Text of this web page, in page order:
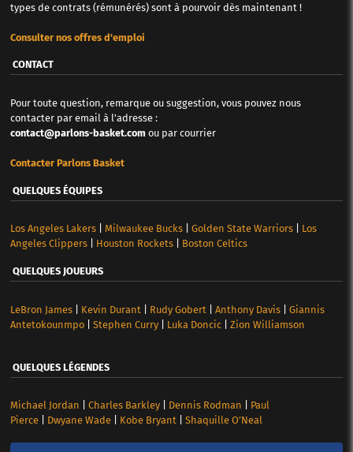
types de contrats (rémunérés) sont à pourvoir dès maintenant !
Consulter nos offres d'emploi
CONTACT
Pour toute question, remarque ou suggestion, vous pouvez nous
contacter par email à l'adresse :
contact@parlons-basket.com ou par courrier
Contacter Parlons Basket
QUELQUES ÉQUIPES
Los Angeles Lakers| Milwaukee Bucks| Golden State Warriors| Los
Angeles Clippers| Houston Rockets| Boston Celtics
QUELQUES JOUEURS
LeBron James| Kevin Durant Rudy Gobert Anthony Davis| Giannis
Antetokounmpo| Stephen Curry| Luka Doncic| Zion Williamson
QUELQUES LÉGENDES
Michael Jordan Charles Barkley| Dennis Rodman
Paul
Pierce| Dwyane Wade| Kobe Bryant| Shaquille O’Neal